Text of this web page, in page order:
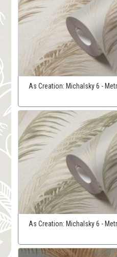
As Creation: Michalsky 6 -
As Creation: Michalsky 6 -